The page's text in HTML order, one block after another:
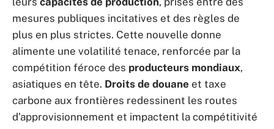
mesures publiques incitatives et des règles de
plus en plus strictes. Cette nouvelle donne
alimente une volatilité tenace, renforcée par la
compétition féroce des producteurs mondiaux,
asiatiques en tête. Droits de douane et taxe
carbone aux frontières redessinent les routes
d’approvisionnement et impactent la compétitivité